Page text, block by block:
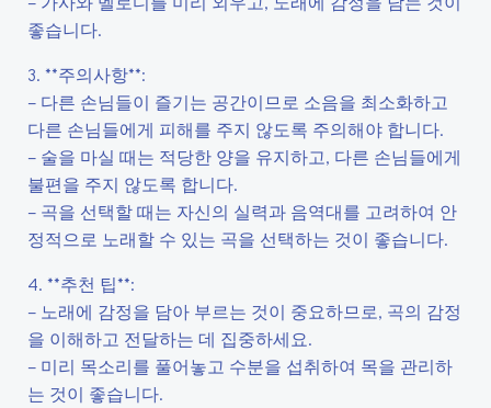
좋습니다.
3. **주의사항**:
– 다른 손님들이 즐기는 공간이므로 소음을 최소화하고
다른 손님들에게 피해를 주지 않도록 주의해야 합니다.
– 술을 마실 때는 적당한 양을 유지하고, 다른 손님들에게
불편을 주지 않도록 합니다.
– 곡을 선택할 때는 자신의 실력과 음역대를 고려하여 안
정적으로 노래할 수 있는 곡을 선택하는 것이 좋습니다.
4. **추천 팁**:
– 노래에 감정을 담아 부르는 것이 중요하므로, 곡의 감정
을 이해하고 전달하는 데 집중하세요.
– 미리 목소리를 풀어놓고 수분을 섭취하여 목을 관리하
는 것이 좋습니다.